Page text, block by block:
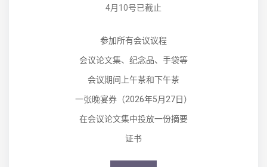
4月10号已截止
参加所有会议议程
会议论文集、纪念品、手袋等
会议期间上午茶和下午茶
一张晚宴券（2026年5月27日）
在会议论文集中投放一份摘要
证书